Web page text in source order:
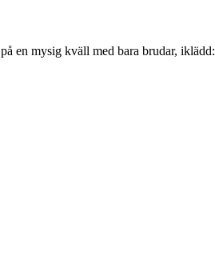
på en mysig kväll med bara brudar, iklädd: